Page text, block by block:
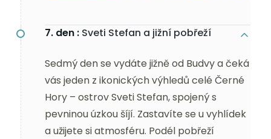
7. den : Sveti Stefan a jižní pobřeží
Sedmý den se vydáte jižně od Budvy a čeká
vás jeden z ikonických výhledů celé Černé
Hory – ostrov Sveti Stefan, spojený s
pevninou úzkou šíjí. Zastavíte se u vyhlídek
a užijete si atmosféru. Podél pobřeží